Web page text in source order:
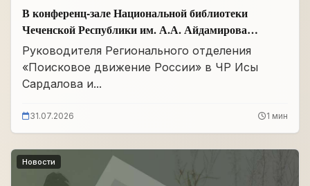
В конференц-зале Национальной библиотеки
Чеченской Республики им. А.А. Айдамирова
прошло заседание
Руководителя Регионального отделения
«Поисковое движение России» в ЧР Исы
Сардалова и...
31.07.2026 1 мин
Новости